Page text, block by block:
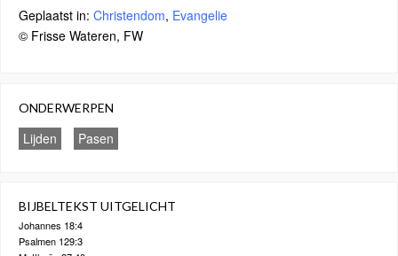
Geplaatst in: Christendom, Evangelie
© Frisse Wateren, FW
ONDERWERPEN
Lijden Pasen
BIJBELTEKST UITGELICHT
Johannes 18:4
Psalmen 129:3